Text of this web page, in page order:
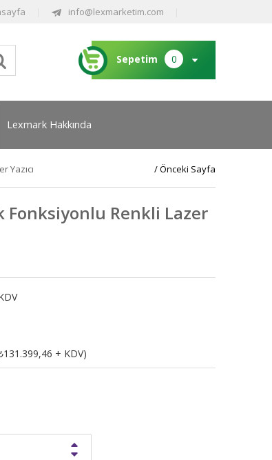
info@lexmarketim.com
Sepetim 0
Lexmark Hakkında
Yazıcı / Önceki Sayfa
Fonksiyonlu Renkli Lazer
+ KDV)